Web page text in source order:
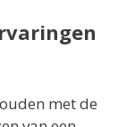
met de